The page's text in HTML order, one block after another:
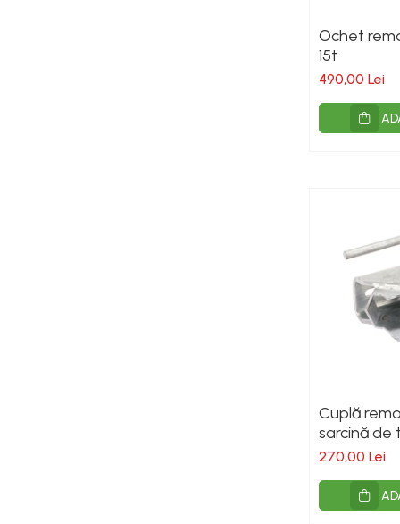
Ochet
15t
490,00 Lei
Cuplă
sarcină de
maximă
270,00 Lei